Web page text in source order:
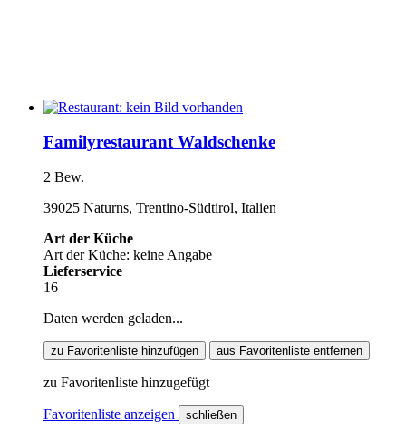
Familyrestaurant Waldschenke
2 Bew.
39025 Naturns, Trentino-Südtirol, Italien
Art der Küche
Art der Küche: keine Angabe
Lieferservice
16
Daten werden geladen...
zu Favoritenliste hinzufügen aus Favoritenliste entfernen
zu Favoritenliste hinzugefügt
Favoritenliste anzeigen schließen